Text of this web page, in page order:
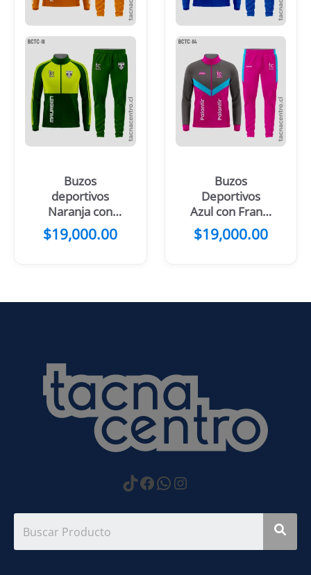
Buzos
deportivos
Naranja con
blanco
$19,000.00
Buzos
Deportivos
Azul con Franja
Blanca
$19,000.00
https://
Facebook
WhatsApp
Instagram